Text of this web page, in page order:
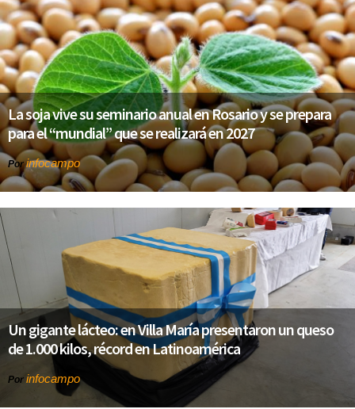
La soja vive su seminario anual en Rosario y se prepara
para el “mundial” que se realizará en 2027
Porinfocampo
Un gigante lácteo: en Villa María presentaron un queso
de 1.000 kilos, récord en Latinoamérica
Por infocampo